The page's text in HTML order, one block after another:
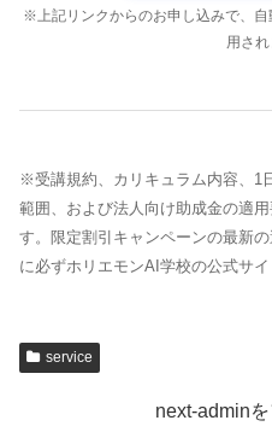
※上記リンクからのお申し込みで、
用され
※受講規約、カリキュラム内容、1
範囲、および法人向け助成金の適
す。限定割引キャンペーンの最新
に必ずホリエモンAI学校の公式サ
service
next-admin